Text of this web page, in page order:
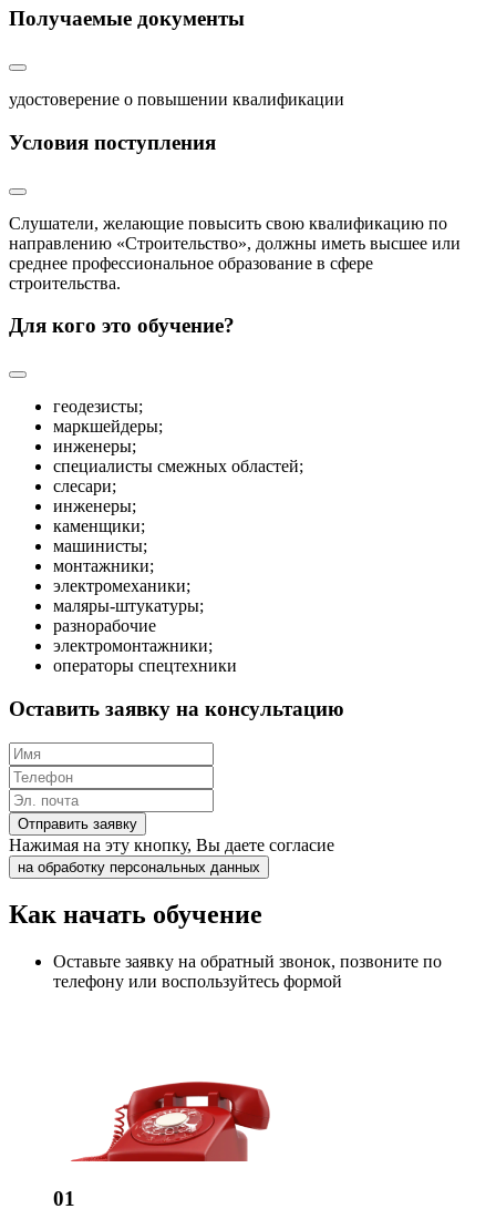
Получаемые документы
удостоверение о повышении квалификации
Условия поступления
Слушатели, желающие повысить свою квалификацию по
направлению «Строительство», должны иметь высшее или
среднее профессиональное образование в сфере
строительства.
Для кого это обучение?
геодезисты;
маркшейдеры;
инженеры;
специалисты смежных областей;
слесари;
инженеры;
каменщики;
машинисты;
монтажники;
электромеханики;
маляры-штукатуры;
разнорабочие
электромонтажники;
операторы спецтехники
Оставить заявку на консультацию
Отправить заявку
Нажимая на эту кнопку, Вы даете согласие
на обработку персональных данных
Как начать обучение
Оставьте заявку на обратный звонок, позвоните по
телефону или воспользуйтесь формой
01